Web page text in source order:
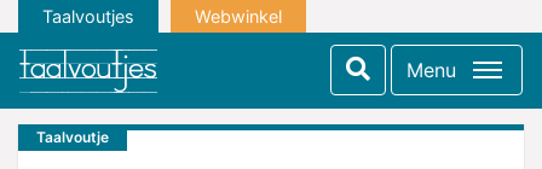
Taalvoutjes Webwinkel
Menu
Taalvoutje